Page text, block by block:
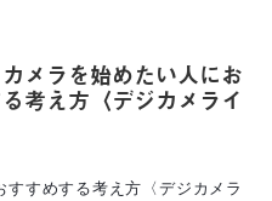
メラを始めたい人にお
考え方〈デジカメライ
すめする考え方〈デジカメラ